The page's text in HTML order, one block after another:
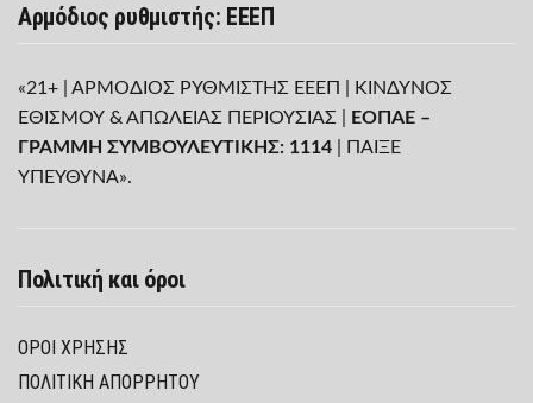
Αρμόδιος ρυθμιστής: ΕΕΕΠ
«21+ | ΑΡΜΟΔΙΟΣ ΡΥΘΜΙΣΤΗΣ ΕΕΕΠ | ΚΙΝΔΥΝΟΣ
ΕΘΙΣΜΟΥ & ΑΠΩΛΕΙΑΣ ΠΕΡΙΟΥΣΙΑΣ |
ΕΟΠΑΕ –
ΓΡΑΜΜΗ ΣΥΜΒΟΥΛΕΥΤΙΚΗΣ: 1114 | ΠΑΙΞΕ
ΥΠΕΥΘΥΝΑ».
Πολιτική και όροι
ΌΡΟΙ ΧΡΉΣΗΣ
ΠΟΛΙΤΙΚΉ ΑΠΟΡΡΉΤΟΥ